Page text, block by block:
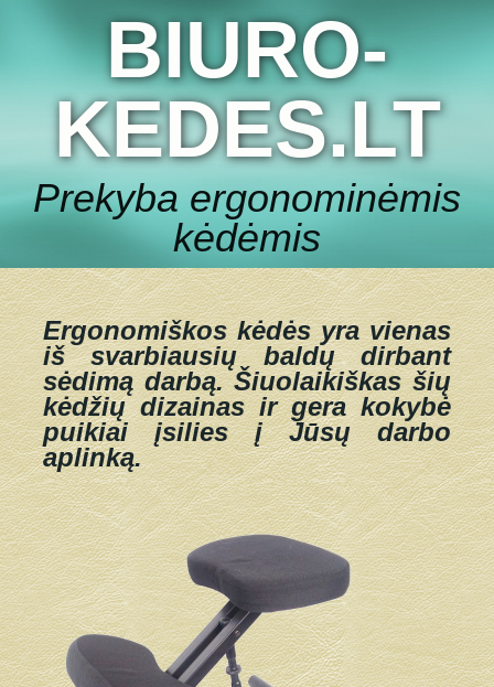
BIURO-
KEDES.LT
Prekyba ergonominėmis
kėdėmis
Ergonomiškos kėdės yra vienas
iš svarbiausių baldų dirbant
sėdimą darbą.Šiuolaikiškas šių
kėdžių dizainas ir gera kokybė
puikiai įsilies į Jūsų darbo
aplinką.